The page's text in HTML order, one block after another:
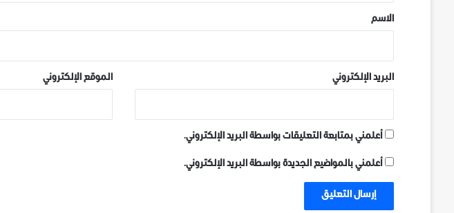
*الاسم
البريد الإلكتروني الموقع الإلكتروني
أعلمني بمتابعة التعليقات بواسطة البريد الإلكتروني.
أعلمني بالمواضيع الجديدة بواسطة البريد الإلكتروني.